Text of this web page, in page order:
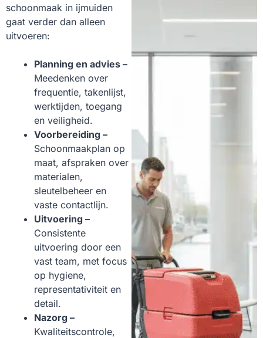
schoonmaak in ijmuiden
gaat verder dan alleen
uitvoeren:
Planning en advies –
Meedenken over
frequentie, takenlijst,
werktijden, toegang
en veiligheid.
Voorbereiding –
Schoonmaakplan op
maat, afspraken over
materialen,
sleutelbeheer en
vaste contactlijn.
Uitvoering –
Consistente
uitvoering door een
vast team, met focus
op hygiene,
representativiteit en
detail.
Nazorg –
Kwaliteitscontrole,